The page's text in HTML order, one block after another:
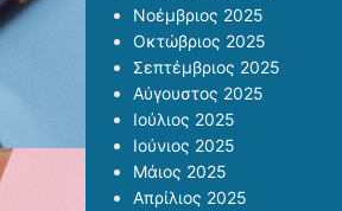
Νοέμβριος 2025
Οκτώβριος 2025
Σεπτέμβριος 2025
Αύγουστος 2025
Ιούλιος 2025
Ιούνιος 2025
Μάιος 2025
Απρίλιος 2025